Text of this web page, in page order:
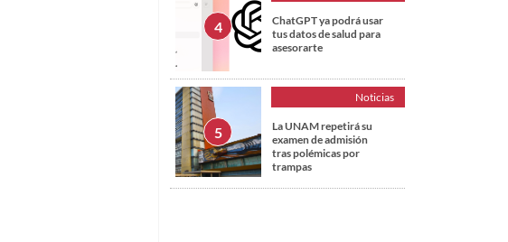
ChatGPT ya podrá usar
tus datos de salud para
asesorarte
Noticias
La UNAM repetirá su
examen de admisión
tras polémicas por
trampas